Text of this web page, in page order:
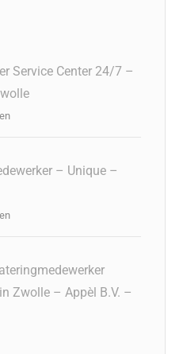
Service Center 24/7 –
– Unique –
Zwolle – Appèl B.V. –